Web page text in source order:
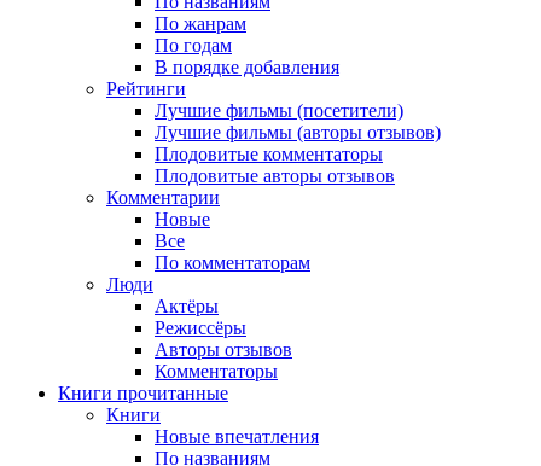
По жанрам
По годам
В порядке добавления
Рейтинги
Лучшие фильмы (посетители)
Лучшие фильмы (авторы отзывов)
Плодовитые комментаторы
Плодовитые авторы отзывов
Комментарии
Новые
Все
По комментаторам
Люди
Актёры
Режиссёры
Авторы отзывов
Комментаторы
Книги прочитанные
Книги
Новые впечатления
По названиям